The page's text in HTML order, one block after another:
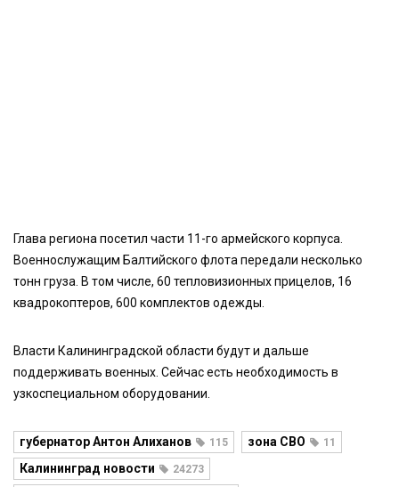
Глава региона посетил части 11-го армейского корпуса.
Военнослужащим Балтийского флота передали несколько
тонн груза. В том числе, 60 тепловизионных прицелов, 16
квадрокоптеров, 600 комплектов одежды.
Власти Калининградской области будут и дальше
поддерживать военных. Сейчас есть необходимость в
узкоспециальном оборудовании.
губернатор Антон Алиханов 115 зона СВО 11
Калининград новости 24273